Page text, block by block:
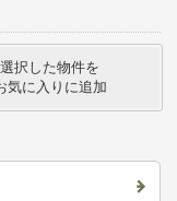
選択した物件を
気に入りに追加